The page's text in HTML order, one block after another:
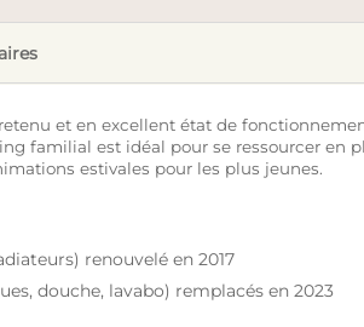
et en excellent état de
familial est idéal pour se ressourcer en
estivales pour les plus jeunes.
renouvelé en 2017
douche, lavabo) remplacés en 2023